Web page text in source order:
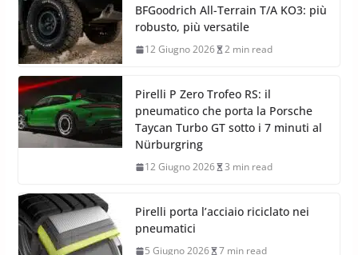
BFGoodrich All-Terrain T/A KO3: più
robusto, più versatile
12 Giugno 2026 2 min read
Pirelli P Zero Trofeo RS: il
pneumatico che porta la Porsche
Taycan Turbo GT sotto i 7 minuti al
Nürburgring
12 Giugno 2026 3 min read
Pirelli porta l’acciaio riciclato nei
pneumatici
5 Giugno 2026 7 min read